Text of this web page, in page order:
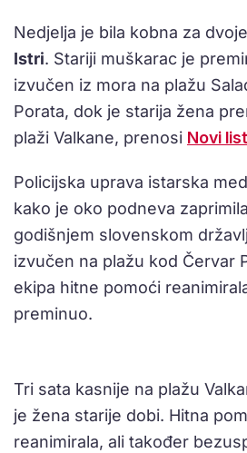
Nedjelja je bila kobna za
Istri. Stariji muškarac je
izvučen iz mora na plažu
Porata, dok je starija žena
plaži Valkane, prenosi Novi list
Policijska uprava istarska
kako je oko podneva
godišnjem slovenskom
izvučen na plažu kod Červar
ekipa hitne pomoći
preminuo.
Tri sata kasnije na plažu
je žena starije dobi. Hitna
reanimirala, ali također